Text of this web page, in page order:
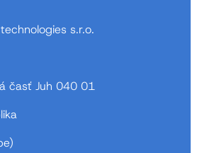
s.r.o.
časť Juh 040 01
)